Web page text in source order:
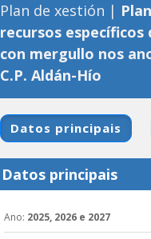
Plan de xestión |
recursos específicos
con mergullo nos
C.P. Aldán-Hío
Datos principais
Datos principais
Ano: 2025, 2026 e 2027